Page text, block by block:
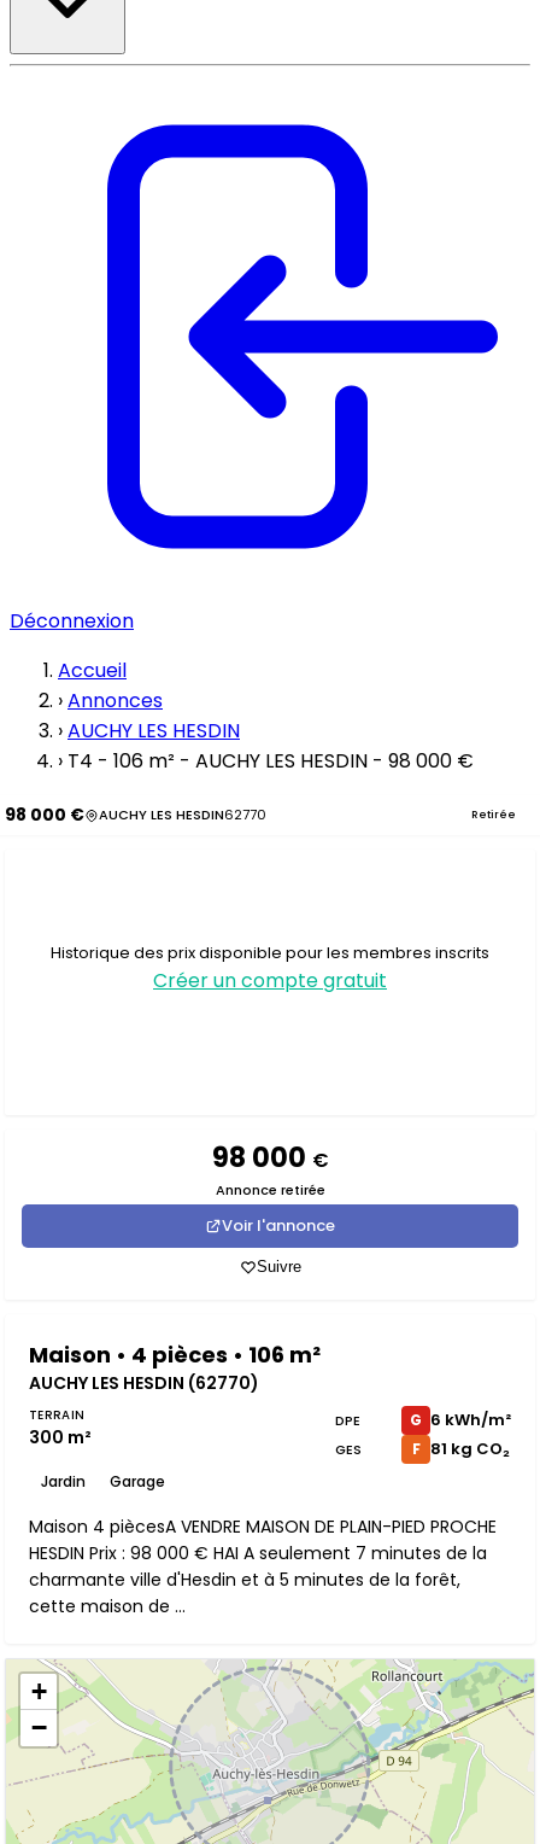
Déconnexion
Accueil
›Annonces
›AUCHY LES HESDIN
› T4 - 106 m² - AUCHY LES HESDIN - 98 000 €
98 000 € AUCHY LES HESDIN62770 Retirée
Historique des prix disponible pour les membres inscrits
Créer un compte gratuit
98 000 €
Annonce retirée
Voir l'annonce
Suivre
Maison • 4 pièces • 106 m²
AUCHY LES HESDIN (62770)
TERRAIN
300 m²
Jardin Garage
DPE G 6 kWh/m²
GES F 81 kg CO₂
Maison 4 piècesA VENDRE MAISON DE PLAIN-PIED PROCHE
HESDIN Prix : 98 000 € HAI A seulement 7 minutes de la
charmante ville d'Hesdin et à 5 minutes de la forêt,
cette maison de ...
+
−